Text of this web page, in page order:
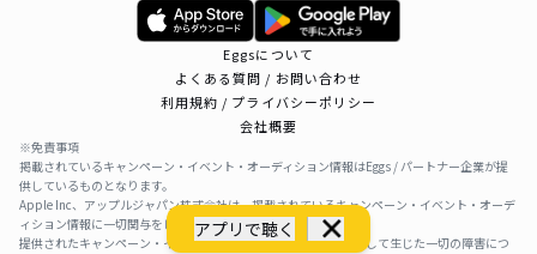
アプリで聴く
Eggsについて
よくある質問 / お問い合わせ
利用規約 / プライバシーポリシー
会社概要
※免責事項
掲載されているキャンペーン・イベント・オーディション情報はEggs / パートナー企業が提
供しているものとなります。
Apple Inc、アップルジャパン株式会社は、掲載されているキャンペーン・イベント・オーデ
ィション情報に一切関与をしておりません。
提供されたキャンペーン・イベント・オーディション情報を利用して生じた一切の障害につ